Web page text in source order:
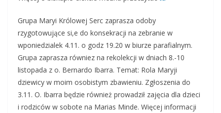
k
Grupa Maryi Królowej Serc zaprasza odoby
rzygotowujące si,e do konsekracji na zebranie w
wponiedzialek 4.11. o godz 19.20 w biurze parafialnym.
Grupa zaprasza równiez na rekolekcji w dniach 8.-10
listopada z o. Bernardo Ibarra. Temat: Rola Maryji
dziewicy w moim osobistym zbawieniu. Zgłoszenia do
3.11. O. Ibarra będzie również prowadził zajęcia dla dzieci
i rodziców w sobote na Marias Minde. Więcej informacji